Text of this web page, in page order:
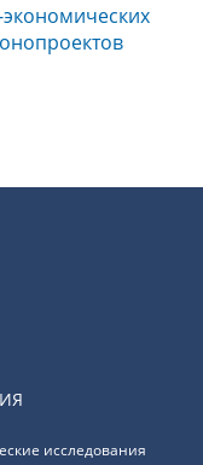
исследования